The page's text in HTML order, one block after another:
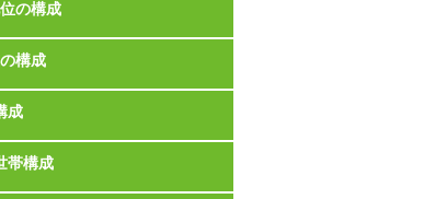
の構成
構成
成
帯構成